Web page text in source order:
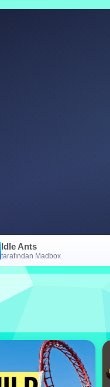
Idle Ants
tarafından Madbox